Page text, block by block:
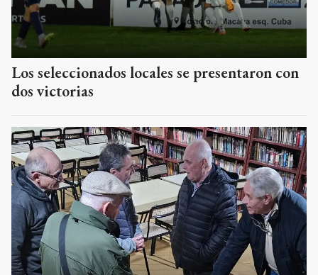
Los seleccionados locales se presentaron con
dos victorias